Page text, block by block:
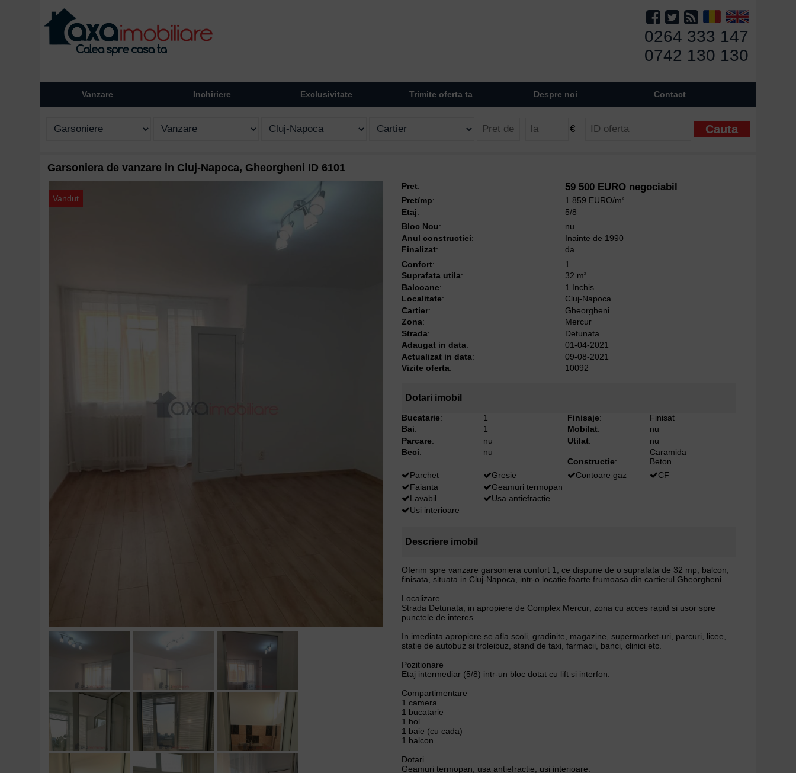
0264 333 147
0742 130 130
Vanzare Inchiriere Exclusivitate Trimite oferta ta Despre noi Contact
€
Garsoniera de vanzare in Cluj-Napoca, Gheorgheni ID 6101
Vandut
Pret: 59 500 EURO negociabil
Pret/mp: 1 859 EURO/m2
Etaj:
5/8
Bloc Nou:
nu
Anul constructiei:
Inainte de 1990
Finalizat:
da
Confort:
1
Suprafata utila: 32 m2
Balcoane:
1 Inchis
Localitate:
Cluj-Napoca
Cartier:
Gheorgheni
Zona:
Mercur
Strada:
Detunata
Adaugat in data:
01-04-2021
Actualizat in data:
09-08-2021
Vizite oferta: 10092
Dotari imobil
Bucatarie:
1
Bai:
1
Parcare:
nu
Beci: nu
Finisaje:
Finisat
Mobilat:
nu
Utilat: nu
Constructie:
Caramida
Beton
Parchet
Gresie
Faianta
Geamuri termopan
Lavabil
Usa antiefractie
Usi interioare
Contoare gaz CF
Descriere imobil
Oferim spre vanzare garsoniera confort 1, ce dispune de o suprafata de 32 mp, balcon,
finisata, situata in Cluj-Napoca, intr-o locatie foarte frumoasa din cartierul Gheorgheni.
Localizare
Strada Detunata, in apropiere de Complex Mercur; zona cu acces rapid si usor spre
punctele de interes.
In imediata apropiere se afla scoli, gradinite, magazine, supermarket-uri, parcuri, licee,
statie de autobuz si troleibuz, stand de taxi, farmacii, banci, clinici etc.
Pozitionare
Etaj intermediar (5/8) intr-un bloc dotat cu lift si interfon.
Compartimentare
1 camera
1 bucatarie
1 hol
1 baie (cu cada)
1 balcon.
Dotari
Geamuri termopan, usa antiefractie, usi interioare.